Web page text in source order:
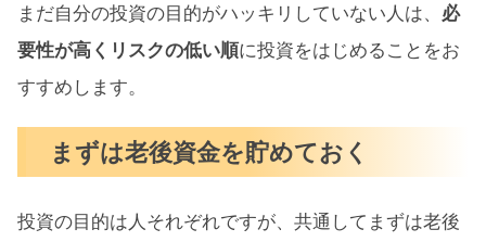
まだ自分の投資の目的がハッキリしていない人は、 必
要性が高くリスクの低い順に投資をはじめることをお
すすめします。
まずは老後資金を貯めておく
投資の目的は人それぞれですが、共通してまずは老後